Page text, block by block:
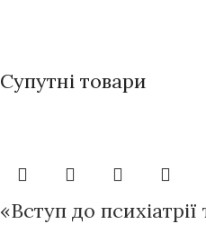
Супутні товари
«Вступ до